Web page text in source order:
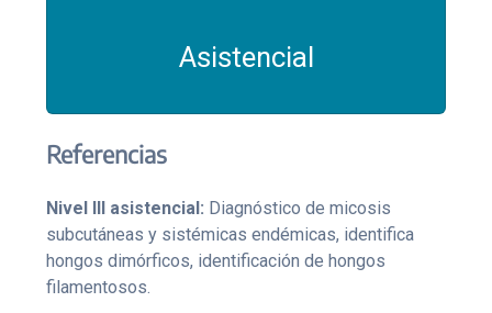
Asistencial
Referencias
Nivel III asistencial: Diagnóstico de micosis
subcutáneas y sistémicas endémicas, identifica
hongos dimórficos, identificación de hongos
filamentosos.